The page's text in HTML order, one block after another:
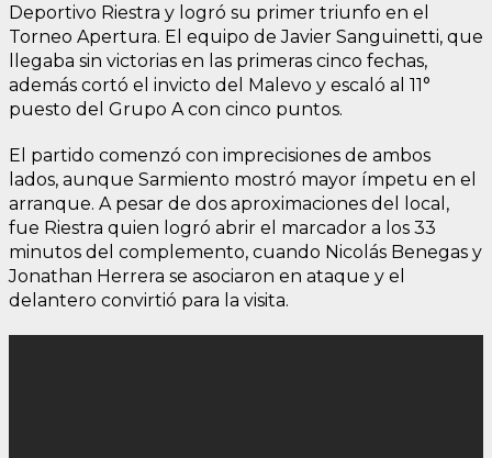
Deportivo Riestra y logró su primer triunfo en el
Torneo Apertura. El equipo de Javier Sanguinetti, que
llegaba sin victorias en las primeras cinco fechas,
además cortó el invicto del Malevo y escaló al 11°
puesto del Grupo A con cinco puntos.
El partido comenzó con imprecisiones de ambos
lados, aunque Sarmiento mostró mayor ímpetu en el
arranque. A pesar de dos aproximaciones del local,
fue Riestra quien logró abrir el marcador a los 33
minutos del complemento, cuando Nicolás Benegas y
Jonathan Herrera se asociaron en ataque y el
delantero convirtió para la visita.